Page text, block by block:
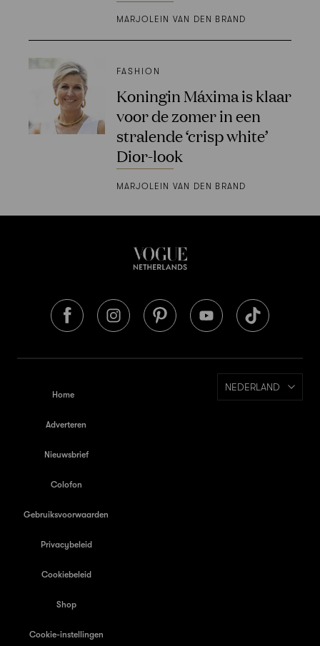
MARJOLEIN VAN DEN BRAND
FASHION
Koningin Máxima is klaar
voor de zomer in een
stralende ‘crisp white’
Dior-look
MARJOLEIN VAN DEN BRAND
Home
Adverteren
Nieuwsbrief
Colofon
Gebruiksvoorwaarden
Privacybeleid
Cookiebeleid
Shop
Cookie-instellingen
NEDERLAND